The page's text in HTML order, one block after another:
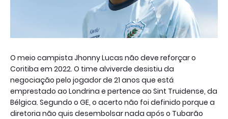
O meio campista Jhonny Lucas não deve reforçar o
Coritiba em 2022. O time alviverde desistiu da
negociação pelo jogador de 21 anos que está
emprestado ao Londrina e pertence ao Sint Truidense, da
Bélgica. Segundo o GE, o acerto não foi definido porque a
diretoria não quis desembolsar nada após o Tubarão